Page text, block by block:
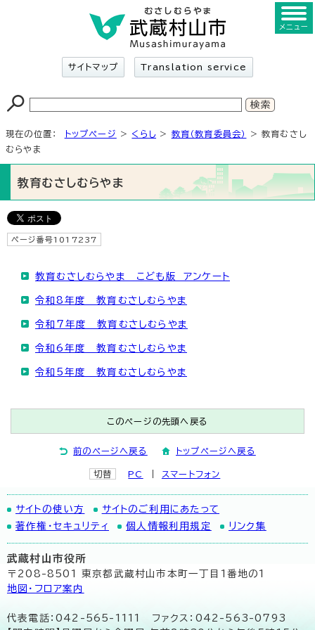
サイトマップ Translation service
メニュー
現在の位置： トップページ > くらし > 教育（教育委員会）
> 教育むさし
むらやま
教育むさしむらやま
ページ番号1017237
教育むさしむらやま こども版 アンケート
令和8年度 教育むさしむらやま
令和7年度 教育むさしむらやま
令和6年度 教育むさしむらやま
令和5年度 教育むさしむらやま
このページの先頭へ戻る
前のページへ戻る トップページへ戻る
切替 PC スマートフォン
サイトの使い方
サイトのご利用にあたって
著作権・セキュリティ
個人情報利用規定 リンク集
武蔵村山市役所
〒208-8501 東京都武蔵村山市本町一丁目1番地の1
地図･フロア案内
代表電話：042-565-1111 ファクス：042-563-0793